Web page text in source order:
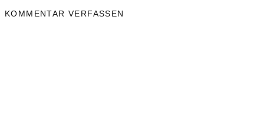
KOMMENTAR VERFASSEN